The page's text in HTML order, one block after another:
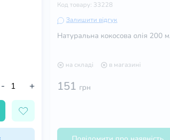
- +
Код товару: 33228
Залишити відгук
Натуральна кокосова олія 200
на складі в магазині
151 грн